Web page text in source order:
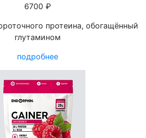
6700 ₽
протеина, обогащённый
глутамином
подробнее